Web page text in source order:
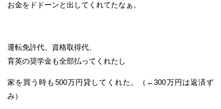
お金をドドーンと出してくれてたなぁ。
運転免許代、資格取得代、
育英の奨学金も全部払ってくれたし
家を買う時も500万円貸してくれた。（←300万円は返済ず
み）